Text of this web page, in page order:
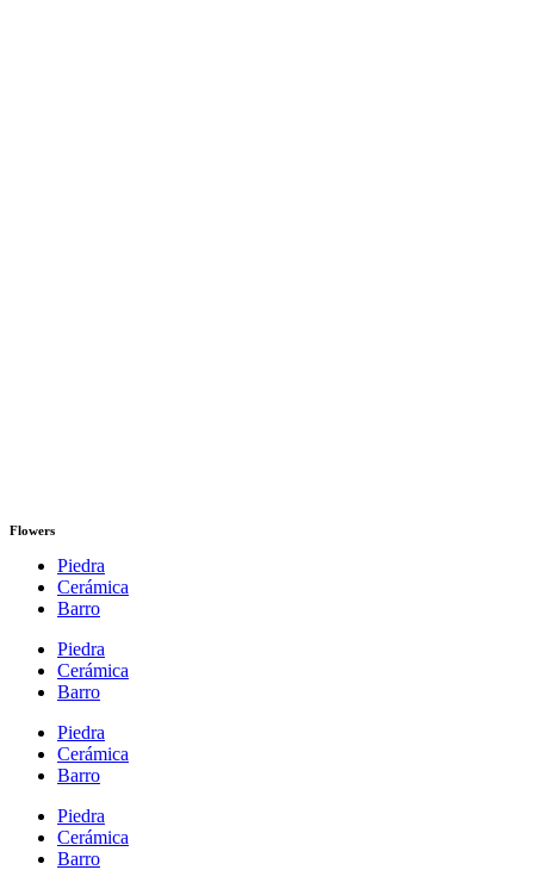
Flowers
Piedra
Cerámica
Barro
Piedra
Cerámica
Barro
Piedra
Cerámica
Barro
Piedra
Cerámica
Barro